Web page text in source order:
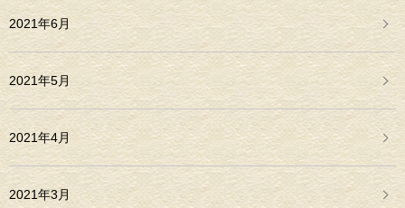
2021年6月
2021年5月
2021年4月
2021年3月